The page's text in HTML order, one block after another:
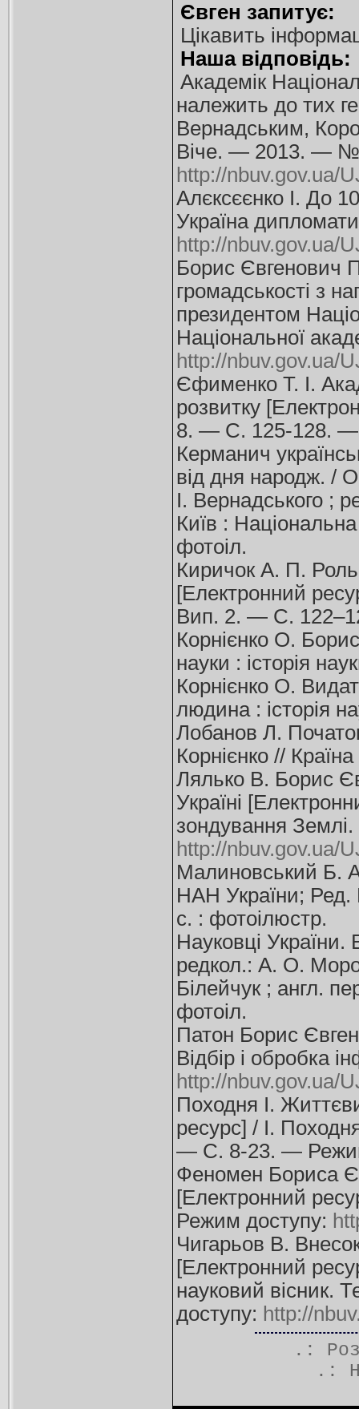
Євген запитує:
Цікавить
Наша відповідь:
Академік
належить до тих
Вернадським,
Віче. — 2013. —
http://nbuv.gov.ua/
Алєксєєнко І. До
Україна
http://nbuv.gov.ua/
Борис Євгенович
громадськості з
президентом
Національної
http://nbuv.gov.ua/
Єфименко Т. І.
розвитку
8. — С. 125-128.
Керманич
від дня народж. /
І. Вернадського ;
Київ :
фотоіл.
Киричок А. П. Роль
[Електронний
Вип. 2. — С.
Корнієнко О.
науки : історія
Корнієнко О.
людина : історія
Лобанов Л.
Корнієнко //
Лялько В. Борис
Україні
зондування
http://nbuv.gov.ua/
Малиновський Б.
НАН України;
с. : фотоілюстр.
Науковці
редкол.: А. О.
Білейчук ; англ.
фотоіл.
Патон Борис
Відбір і
http://nbuv.gov.ua/
Походня І.
ресурс] / І.
— С. 8-23. —
Феномен Бориса
[Електронний
Режим доступу:
Чигарьов В.
[Електронний
науковий
доступу: http://
.:
.: